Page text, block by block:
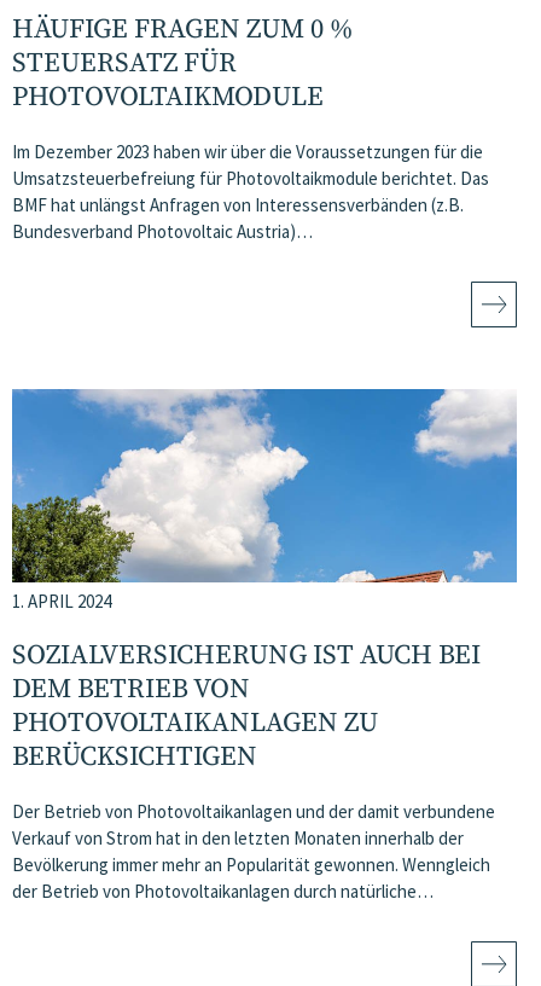
HÄUFIGE FRAGEN ZUM 0 %
STEUERSATZ FÜR
PHOTOVOLTAIKMODULE
Im Dezember 2023 haben wir über die Voraussetzungen für die
Umsatzsteuerbefreiung für Photovoltaikmodule berichtet. Das
BMF hat unlängst Anfragen von Interessensverbänden (z.B.
Bundesverband Photovoltaic Austria)…
1. APRIL 2024
SOZIALVERSICHERUNG IST AUCH BEI
DEM BETRIEB VON
PHOTOVOLTAIKANLAGEN ZU
BERÜCKSICHTIGEN
Der Betrieb von Photovoltaikanlagen und der damit verbundene
Verkauf von Strom hat in den letzten Monaten innerhalb der
Bevölkerung immer mehr an Popularität gewonnen. Wenngleich
der Betrieb von Photovoltaikanlagen durch natürliche…